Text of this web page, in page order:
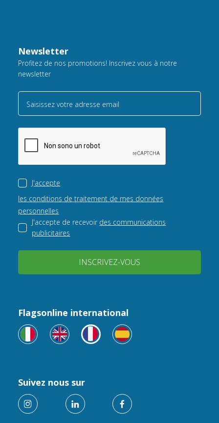
Newsletter
Profitez de nos promotions! Inscrivez vous à notre
newsletter
Saisissez votre adresse email
J'accepte
les conditions de traitement de mes données
personnelles
J'accepte de recevoir des communications
publicitaires
INSCRIVEZ-VOUS
Flagsonline international
Suivez nous sur